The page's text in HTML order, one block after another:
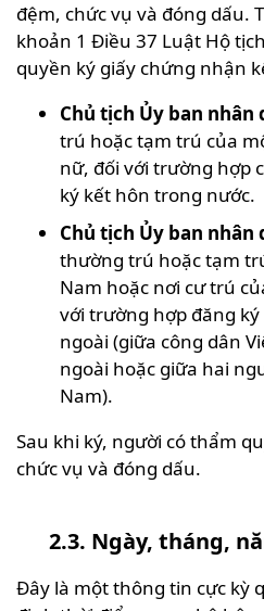
đệm, chức vụ và đóng dấu.
khoản 1 Điều 37 Luật Hộ
quyền ký giấy chứng nhận
Chủ tịch Ủy ban nhân
trú hoặc tạm trú của
nữ, đối với trường hợp
ký kết hôn trong nước.
Chủ tịch Ủy ban nhân
thường trú hoặc tạm
Nam hoặc nơi cư trú
với trường hợp đăng
ngoài (giữa công dân
ngoài hoặc giữa hai
Nam).
Sau khi ký, người có thẩm
chức vụ và đóng dấu.
2.3. Ngày, tháng,
Đây là một thông tin cực kỳ